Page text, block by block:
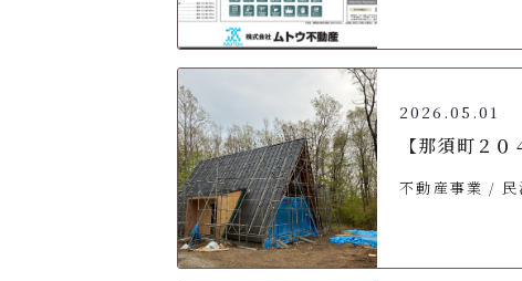
2026.05.01
【那須町２
不動産事業